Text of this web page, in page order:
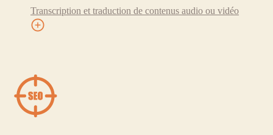
Transcription et traduction de contenus audio ou vidéo